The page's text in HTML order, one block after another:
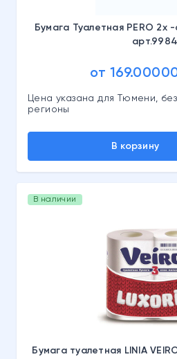
Бумага Туалетная PERO 2х
арт.9984
от
Цена указана для Тюмени,
регионы
В корзину
В наличии
Бумага туалетная LINIA